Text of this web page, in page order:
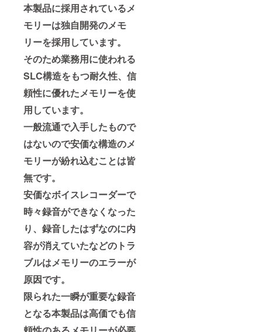
本製品に採用されているメ
モリーは独自開発のメモ
リーを採用しています。
そのため業務用に使われる
SLC構造をもつ耐久性、信
頼性に優れたメモリーを使
用しています。
一般流通で入手したもので
はないので安価な構造のメ
モリーが紛れ込むことは皆
無です。
安価なボイスレコーダーで
時々録音ができなくなった
り、録音したはずなのに内
容が消えていたなどのトラ
ブルはメモリーのエラーが
原因です。
限られた一瞬が重要な録音
となる本製品は高価でも信